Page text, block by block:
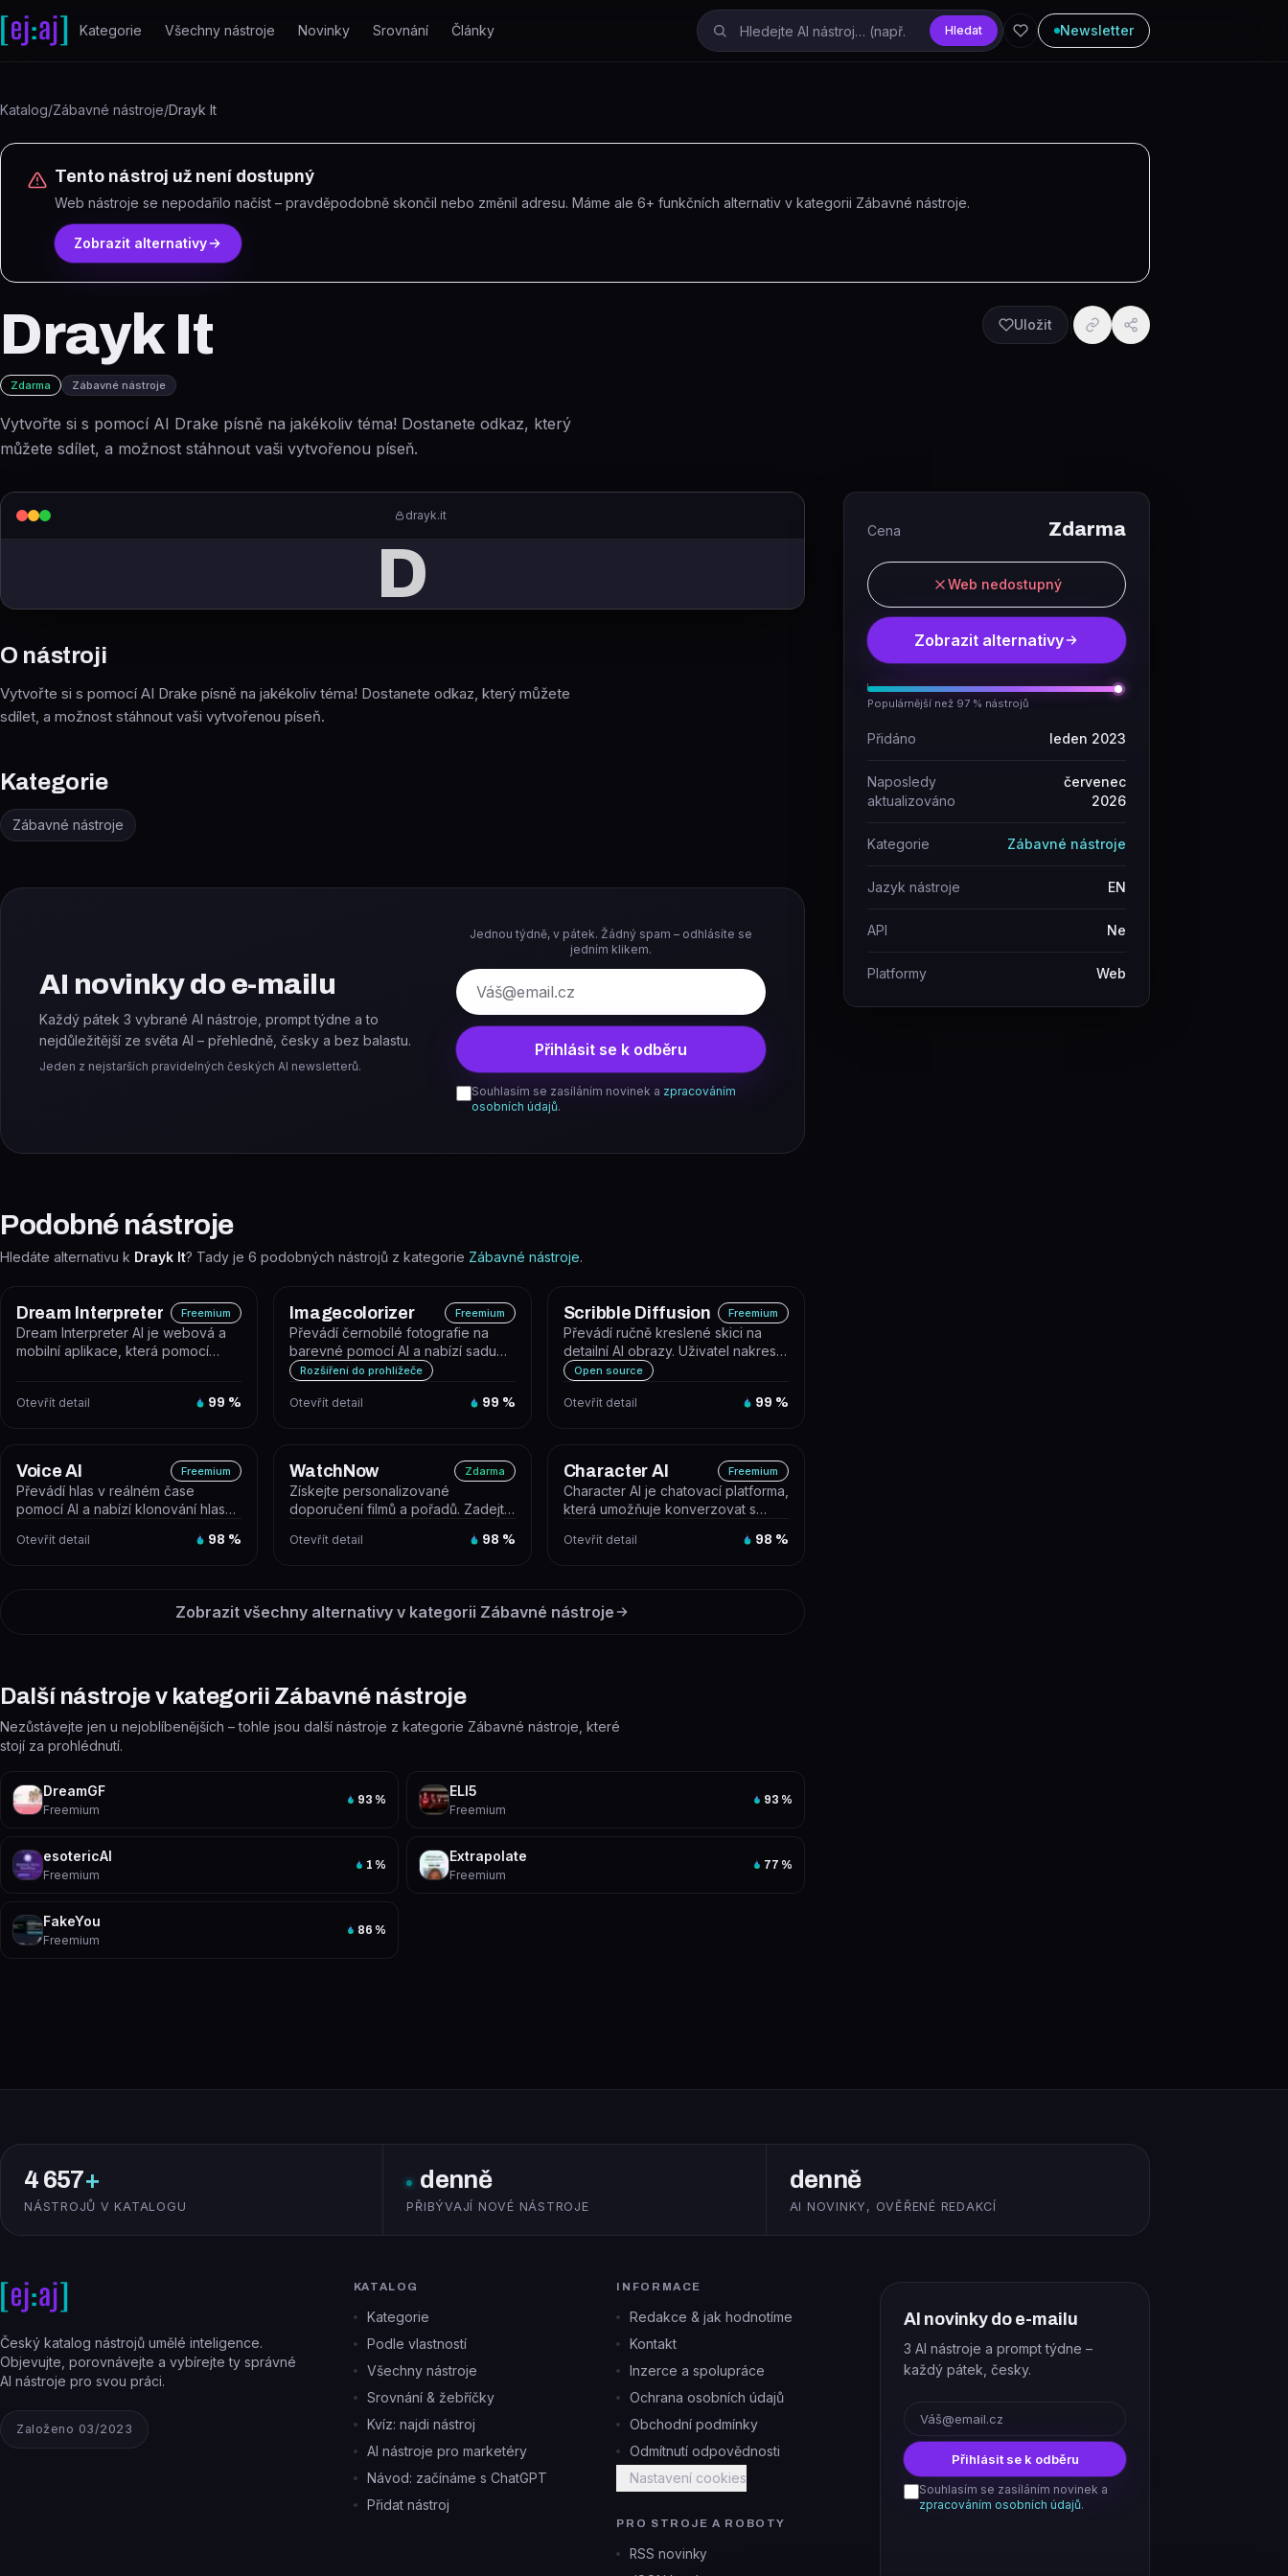
Přeskočit na obsah
Kategorie Všechny nástroje Novinky Srovnání Články Hledat Newsletter
Katalog/Zábavné nástroje/Drayk It
Tento nástroj už není dostupný
Web nástroje se nepodařilo načíst – pravděpodobně skončil nebo změnil adresu. Máme ale 6+ funkčních alternativ v kategorii Zábavné nástroje.
Zobrazit alternativy
Drayk It
Zdarma Zábavné nástroje
Vytvořte si s pomocí AI Drake písně na jakékoliv téma! Dostanete odkaz, který
můžete sdílet, a možnost stáhnout vaši vytvořenou píseň.
Uložit
drayk.it
D
O nástroji
Vytvořte si s pomocí AI Drake písně na jakékoliv téma! Dostanete odkaz, který můžete
sdílet, a možnost stáhnout vaši vytvořenou píseň.
Kategorie
Zábavné nástroje
AI novinky do e-mailu
Každý pátek 3 vybrané AI nástroje, prompt týdne a to
nejdůležitější ze světa AI – přehledně, česky a bez balastu.
Jeden z nejstarších pravidelných českých AI newsletterů.
Jednou týdně, v pátek. Žádný spam – odhlásíte se
jedním klikem.
E-mail
Přihlásit se k odběru
Souhlasím se zasíláním novinek a zpracováním
osobních údajů.
Podobné nástroje
Hledáte alternativu k Drayk It? Tady je 6 podobných nástrojů z kategorie Zábavné nástroje.
Dream Interpreter Freemium
Dream Interpreter AI je webová a
mobilní aplikace, která pomocí
Otevřít detail 99 %
Imagecolorizer Freemium
Převádí černobílé fotografie na
barevné pomocí AI a nabízí sadu
nástrojů pro obnovu starých sním...
Rozšíření do prohlížeče
Otevřít detail 99 %
Scribble Diffusion Freemium
Převádí ručně kreslené skici na
detailní AI obrazy. Uživatel nakreslí
skicu v prohlížeči nebo na...
Open source
Otevřít detail 99 %
Voice AI Freemium
Převádí hlas v reálném čase
pomocí AI a nabízí klonování hlasu,
Otevřít detail 98 %
WatchNow Zdarma
Získejte personalizované
doporučení filmů a pořadů. Zadejte
jste...
Otevřít detail 98 %
Character AI Freemium
Character AI je chatovací platforma,
která umožňuje konverzovat s
Otevřít detail 98 %
Zobrazit všechny alternativy v kategorii Zábavné nástroje
Další nástroje v kategorii Zábavné nástroje
Nezůstávejte jen u nejoblíbenějších – tohle jsou další nástroje z kategorie Zábavné nástroje, které
stojí za prohlédnutí.
DreamGF
Freemium
93 %
ELI5
Freemium
93 %
esotericAI
Freemium
1 %
Extrapolate
Freemium
77 %
FakeYou
Freemium
86 %
Cena Zdarma
Web nedostupný
Zobrazit alternativy
Populárnější než 97 % nástrojů
Přidáno leden 2023
Naposledy
aktualizováno
červenec
2026
Kategorie Zábavné nástroje
Jazyk nástroje EN
API Ne
Platformy Web
4 657+
NÁSTROJŮ V KATALOGU
denně
PŘIBÝVAJÍ NOVÉ NÁSTROJE
denně
AI NOVINKY, OVĚŘENÉ REDAKCÍ
Český katalog nástrojů umělé inteligence.
Objevujte, porovnávejte a vybírejte ty správné
AI nástroje pro svou práci.
Založeno 03/2023
KATALOG
Kategorie
Podle vlastností
Všechny nástroje
Srovnání & žebříčky
Kvíz: najdi nástroj
AI nástroje pro marketéry
Návod: začínáme s ChatGPT
Přidat nástroj
INFORMACE
Redakce & jak hodnotíme
Kontakt
Inzerce a spolupráce
Ochrana osobních údajů
Obchodní podmínky
Odmítnutí odpovědnosti
Nastavení cookies
PRO STROJE A ROBOTY
RSS novinky
AI novinky do e-mailu
3 AI nástroje a prompt týdne –
každý pátek, česky.
Přihlásit se k odběru
Souhlasím se zasíláním novinek a
zpracováním osobních údajů.